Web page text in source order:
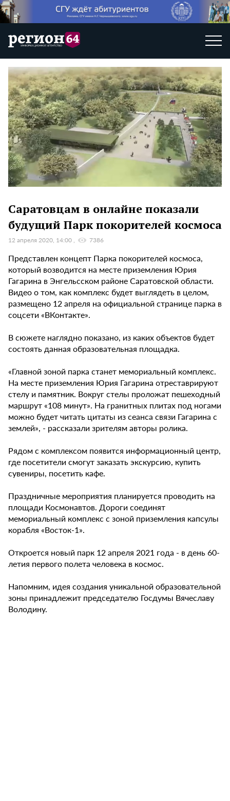
Саратовцам в онлайне показали
будущий Парк покорителей космоса
12 апреля 2020, 14:00 7386
Представлен концепт Парка покорителей космоса,
который возводится на месте приземления Юрия
Гагарина в Энгельсском районе Саратовской области.
Видео о том, как комплекс будет выглядеть в целом,
размещено 12 апреля на официальной странице парка в
соцсети «ВКонтакте».
В сюжете наглядно показано, из каких объектов будет
состоять данная образовательная площадка.
«Главной зоной парка станет мемориальный комплекс.
На месте приземления Юрия Гагарина отреставрируют
стелу и памятник. Вокруг стелы проложат пешеходный
маршрут «108 минут». На гранитных плитах под ногами
можно будет читать цитаты из сеанса связи Гагарина с
землей», - рассказали зрителям авторы ролика.
Рядом с комплексом появится информационный центр,
где посетители смогут заказать экскурсию, купить
сувениры, посетить кафе.
Праздничные мероприятия планируется проводить на
площади Космонавтов. Дороги соединят
мемориальный комплекс с зоной приземления капсулы
корабля «Восток-1».
Откроется новый парк 12 апреля 2021 года - в день 60-
летия первого полета человека в космос.
Напомним, идея создания уникальной образовательной
зоны принадлежит председателю Госдумы Вячеславу
Володину.